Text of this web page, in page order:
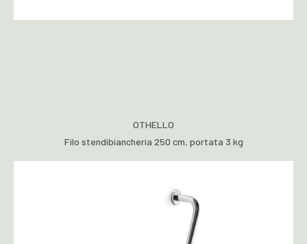
OTHELLO
Filo stendibiancheria 250 cm, portata 3 kg